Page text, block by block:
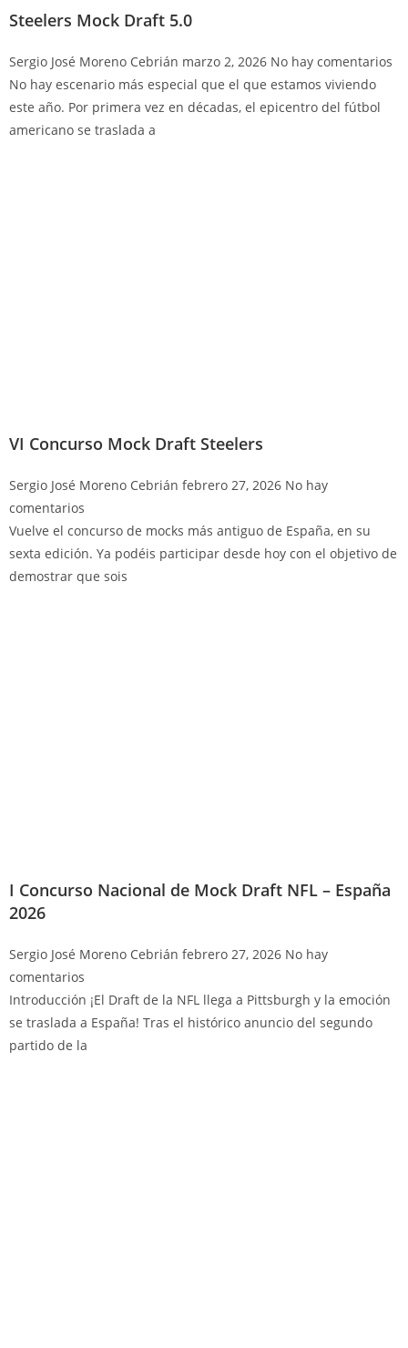
Steelers Mock Draft 5.0
Sergio José Moreno Cebrián marzo 2, 2026 No hay comentarios
No hay escenario más especial que el que estamos viviendo
este año. Por primera vez en décadas, el epicentro del fútbol
americano se traslada a
VI Concurso Mock Draft Steelers
Sergio José Moreno Cebrián febrero 27, 2026 No hay
comentarios
Vuelve el concurso de mocks más antiguo de España, en su
sexta edición. Ya podéis participar desde hoy con el objetivo de
demostrar que sois
I Concurso Nacional de Mock Draft NFL – España
2026
Sergio José Moreno Cebrián febrero 27, 2026 No hay
comentarios
Introducción ¡El Draft de la NFL llega a Pittsburgh y la emoción
se traslada a España! Tras el histórico anuncio del segundo
partido de la